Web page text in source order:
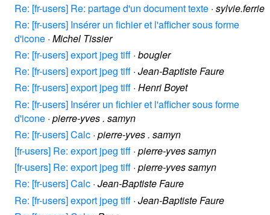
Re: [fr-users] Re: partage d'un document texte · sylvie.ferrie
Re: [fr-users] Insérer un fichier et l'afficher sous forme
d'icone · Michel Tissier
Re: [fr-users] export jpeg tiff · bougler
Re: [fr-users] export jpeg tiff · Jean-Baptiste Faure
Re: [fr-users] export jpeg tiff · Henri Boyet
Re: [fr-users] Insérer un fichier et l'afficher sous forme
d'icone · pierre-yves . samyn
Re: [fr-users] Calc · pierre-yves . samyn
[fr-users] Re: export jpeg tiff · pierre-yves samyn
[fr-users] Re: export jpeg tiff · pierre-yves samyn
Re: [fr-users] Calc · Jean-Baptiste Faure
Re: [fr-users] export jpeg tiff · Jean-Baptiste Faure